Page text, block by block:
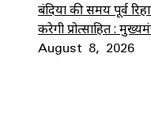
बंदियों की समय पूर्व
करेगी प्रोत्साहित :
August 8, 2026